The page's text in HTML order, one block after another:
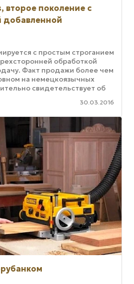
второе поколение с
добавленной
с простым строганием
обработкой
Факт продажи более чем
на немецкоязычных
свидетельствует об
Weinig ...
30.03.2016